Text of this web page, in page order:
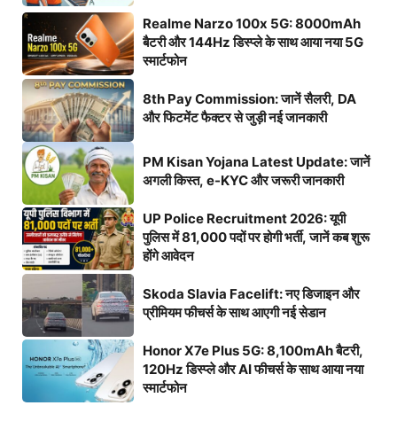
Realme Narzo 100x 5G: 8000mAh
बैटरी और 144Hz डिस्प्ले के साथ आया नया 5G
स्मार्टफोन
8th Pay Commission: जानें सैलरी, DA
और फिटमेंट फैक्टर से जुड़ी नई जानकारी
PM Kisan Yojana Latest Update: जानें
अगली किस्त, e-KYC और जरूरी जानकारी
UP Police Recruitment 2026: यूपी
पुलिस में 81,000 पदों पर होगी भर्ती, जानें कब शुरू
होंगे आवेदन
Skoda Slavia Facelift: नए डिजाइन और
प्रीमियम फीचर्स के साथ आएगी नई सेडान
Honor X7e Plus 5G: 8,100mAh बैटरी,
120Hz डिस्प्ले और AI फीचर्स के साथ आया नया
स्मार्टफोन